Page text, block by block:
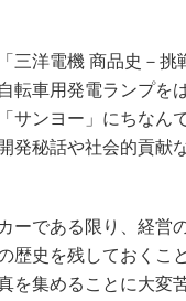
三洋電機 商品史－挑
転車用発電ランプを
サンヨー」にちなん
発秘話や社会的貢献
ーである限り、経営
歴史を残しておくこ
を集めることに大変